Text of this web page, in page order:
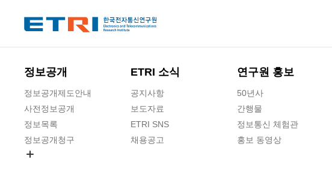
정보공개
정보공개제도안내
사전정보공개
정보목록
정보공개청구
ETRI 소식
공지사항
보도자료
ETRI SNS
채용공고
연구원 홍보
50년사
간행물
정보통신 체험관
홍보 동영상